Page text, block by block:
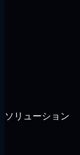
ソリューション